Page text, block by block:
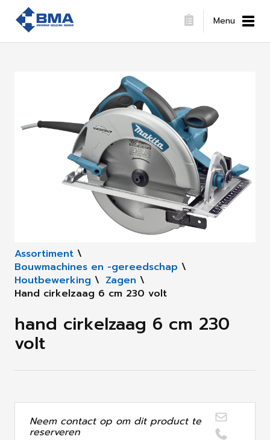
Menu
Assortiment \
Bouwmachines en -gereedschap \
Houtbewerking \ Zagen \
Hand cirkelzaag 6 cm 230 volt
hand cirkelzaag 6 cm 230
volt
Neem contact op om dit product te
reserveren